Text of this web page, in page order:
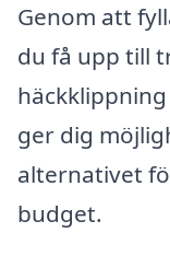
Genom att
du få upp till
ger dig
alternativet
budget.